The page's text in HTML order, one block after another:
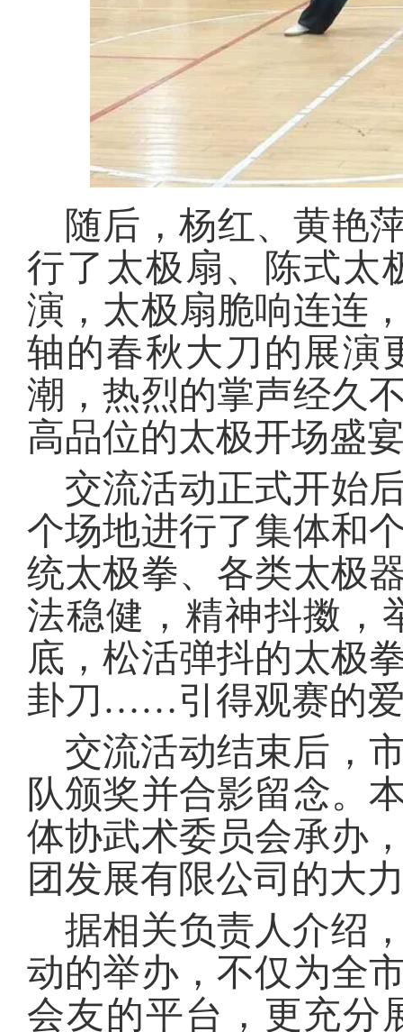
随后，杨红、黄艳
行了太极扇、陈式太
演，太极扇脆响连连
轴的春秋大刀的展演
潮，热烈的掌声经久
高品位的太极开场盛
交流活动正式开始
个场地进行了集体和
统太极拳、各类太极
法稳健，精神抖擞，
底，松活弹抖的太极
卦刀……引得观赛的爱
交流活动结束后，
队颁奖并合影留念。
体协武术委员会承办
团发展有限公司的大
据相关负责人介绍
动的举办，不仅为全
会友的平台，更充分